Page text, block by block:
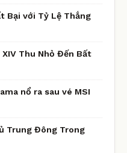
Bại với Tỷ Lệ Thắng
Thu Nhỏ Đến Bất
nổ ra sau vé MSI
Trung Đông Trong